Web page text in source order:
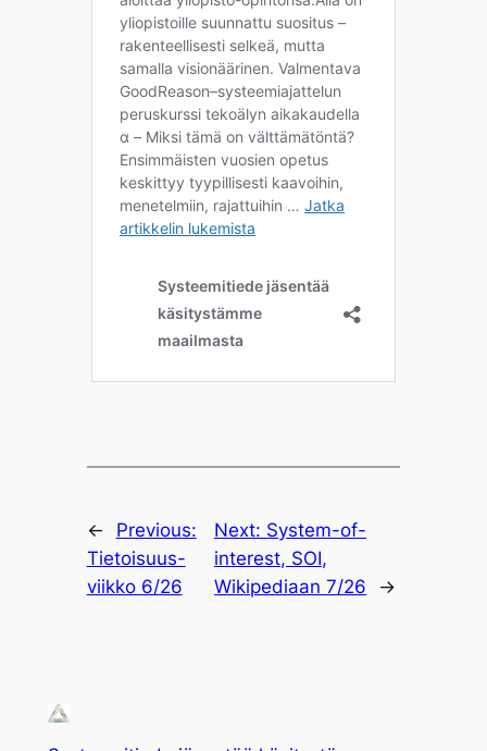
←
Previous:
Tietoisuus-
viikko 6/26
Next: System-of-
interest, SOI,
Wikipediaan 7/26
→